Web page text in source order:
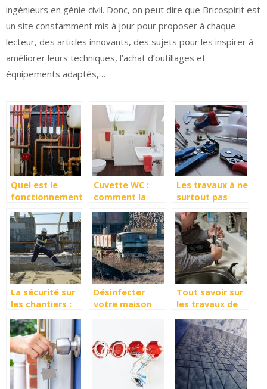
ingénieurs en génie civil. Donc, on peut dire que Bricospirit est
un site constamment mis à jour pour proposer à chaque
lecteur, des articles innovants, des sujets pour les inspirer à
améliorer leurs techniques, l’achat d’outillages et
équipements adaptés,…
Quel est le
fonctionnement
électrique ?
Cuvette WC :
comment la
Les travaux à ne
surtout pas
La sécurité sur
les chantiers :
à respecter
Désinfecter
votre maison
Tout savoir sur
les travaux de
plomberie